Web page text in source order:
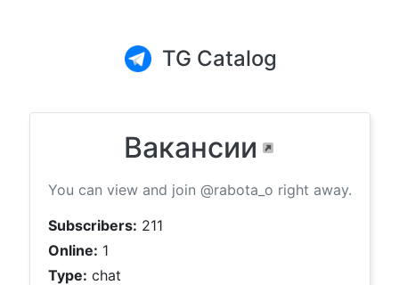
TG Catalog
Вакансии
You can view and join @rabota_o right away.
Subscribers: 211
Online: 1
Type: chat